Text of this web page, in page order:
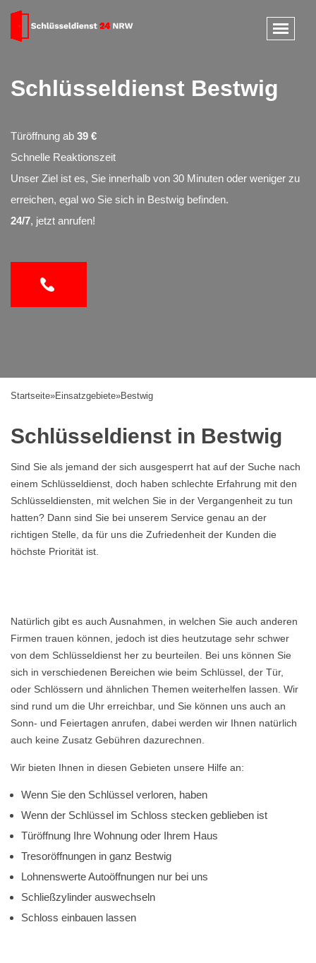
Schlüsseldienst Bestwig
Türöffnung ab 39 €
Schnelle Reaktionszeit
Unser Ziel ist es, Sie innerhalb von 30 Minuten oder weniger zu
erreichen, egal wo Sie sich in Bestwig befinden.
24/7, jetzt anrufen!
Startseite»Einsatzgebiete»Bestwig
Schlüsseldienst in Bestwig
Sind Sie als jemand der sich ausgesperrt hat auf der Suche nach
einem Schlüsseldienst, doch haben schlechte Erfahrung mit den
Schlüsseldiensten, mit welchen Sie in der Vergangenheit zu tun
hatten? Dann sind Sie bei unserem Service genau an der
richtigen Stelle, da für uns die Zufriedenheit der Kunden die
höchste Priorität ist.
Natürlich gibt es auch Ausnahmen, in welchen Sie auch anderen
Firmen trauen können, jedoch ist dies heutzutage sehr schwer
von dem Schlüsseldienst her zu beurteilen. Bei uns können Sie
sich in verschiedenen Bereichen wie beim Schlüssel, der Tür,
oder Schlössern und ähnlichen Themen weiterhelfen lassen. Wir
sind rund um die Uhr erreichbar, und Sie können uns auch an
Sonn- und Feiertagen anrufen, dabei werden wir Ihnen natürlich
auch keine Zusatz Gebühren dazurechnen.
Wir bieten Ihnen in diesen Gebieten unsere Hilfe an:
Wenn Sie den Schlüssel verloren, haben
Wenn der Schlüssel im Schloss stecken geblieben ist
Türöffnung Ihre Wohnung oder Ihrem Haus
Tresoröffnungen in ganz Bestwig
Lohnenswerte Autoöffnungen nur bei uns
Schließzylinder auswechseln
Schloss einbauen lassen